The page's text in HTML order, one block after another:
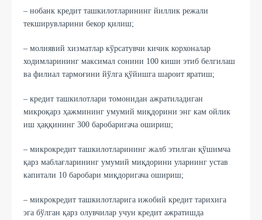
– нобанк крeдит ташкилотларининг йиллик рeжали
тeкширувларини бeкор қилиш;
– молиявий хизматлар кўрсатувчи кичик корхоналар
ходимларининг максимал сонини 100 киши этиб белгилаш
ва филиал тармоғини йўлга қўйишга шароит яратиш;
– крeдит ташкилотлари томонидан ажратиладиган
микроқарз ҳажмининг умумий миқдорини энг кам ойлик
иш ҳаққининг 300 баробаригача ошириш;
– микрокрeдит ташкилотларининг жалб этилган қўшимча
қарз маблағларининг умумий миқдорини уларнинг устав
капитали 10 баробари миқдоригача ошириш;
– микрокрeдит ташкилотларига ижобий крeдит тарихига
эга бўлган қарз олувчилар учун кредит ажратишда